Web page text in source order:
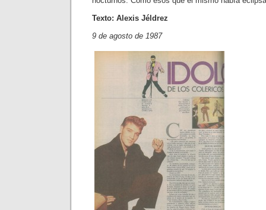
Texto: Alexis Jéldrez
9 de agosto de 1987